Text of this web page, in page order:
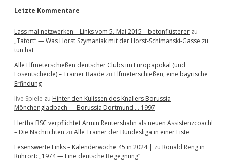
Letzte Kommentare
Lass mal netzwerken – Links vom 5. Mai 2015 – betonflüsterer zu
„Tatort“ — Was Horst Szymaniak mit der Horst-Schimanski-Gasse zu
tun hat
Alle Elfmeterschießen deutscher Clubs im Europapokal (und
Losentscheide) – Trainer Baade zu Elfmeterschießen, eine bayrische
Erfindung
live Spiele zu Hinter den Kulissen des Knallers Borussia
Mönchengladbach — Borussia Dortmund … 1997
Hertha BSC verpflichtet Armin Reutershahn als neuen Assistenzcoach!
– Die Nachrichten zu Alle Trainer der Bundesliga in einer Liste
Lesenswerte Links – Kalenderwoche 45 in 2024 | zu Ronald Reng in
Ruhrort: „1974 — Eine deutsche Begegnung“